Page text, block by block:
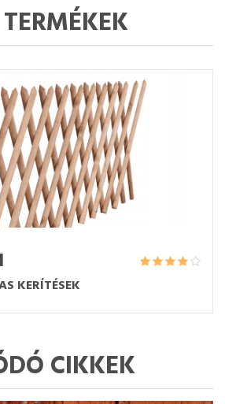
KERÍTÉSEK
CIKKEK